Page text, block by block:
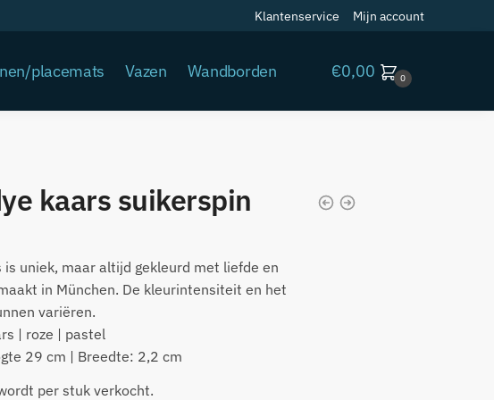
Klantenservice Mijn account
placemats Vazen Wandborden €0,00 0
kaars suikerspin
is uniek, maar altijd gekleurd met liefde en
in München. De kleurintensiteit en het
variëren.
| roze | pastel
29 cm | Breedte: 2,2 cm
per stuk verkocht.